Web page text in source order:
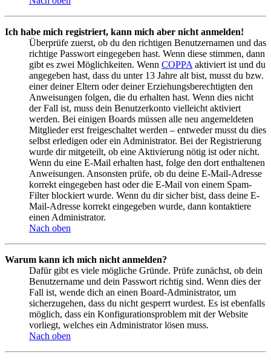
Ich habe mich registriert, kann mich aber nicht anmelden!
Überprüfe zuerst, ob du den richtigen Benutzernamen und das
richtige Passwort eingegeben hast. Wenn diese stimmen, dann
gibt es zwei Möglichkeiten. Wenn COPPA aktiviert ist und du
angegeben hast, dass du unter 13 Jahre alt bist, musst du bzw.
einer deiner Eltern oder deiner Erziehungsberechtigten den
Anweisungen folgen, die du erhalten hast. Wenn dies nicht
der Fall ist, muss dein Benutzerkonto vielleicht aktiviert
werden. Bei einigen Boards müssen alle neu angemeldeten
Mitglieder erst freigeschaltet werden – entweder musst du dies
selbst erledigen oder ein Administrator. Bei der Registrierung
wurde dir mitgeteilt, ob eine Aktivierung nötig ist oder nicht.
Wenn du eine E-Mail erhalten hast, folge den dort enthaltenen
Anweisungen. Ansonsten prüfe, ob du deine E-Mail-Adresse
korrekt eingegeben hast oder die E-Mail von einem Spam-
Filter blockiert wurde. Wenn du dir sicher bist, dass deine E-
Mail-Adresse korrekt eingegeben wurde, dann kontaktiere
einen Administrator.
Nach oben
Warum kann ich mich nicht anmelden?
Dafür gibt es viele mögliche Gründe. Prüfe zunächst, ob dein
Benutzername und dein Passwort richtig sind. Wenn dies der
Fall ist, wende dich an einen Board-Administrator, um
sicherzugehen, dass du nicht gesperrt wurdest. Es ist ebenfalls
möglich, dass ein Konfigurationsproblem mit der Website
vorliegt, welches ein Administrator lösen muss.
Nach oben